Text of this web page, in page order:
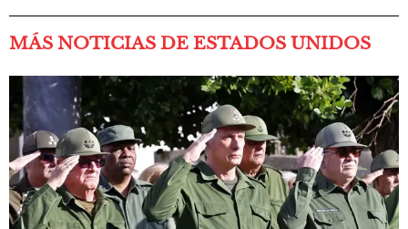
MÁS NOTICIAS DE ESTADOS UNIDOS